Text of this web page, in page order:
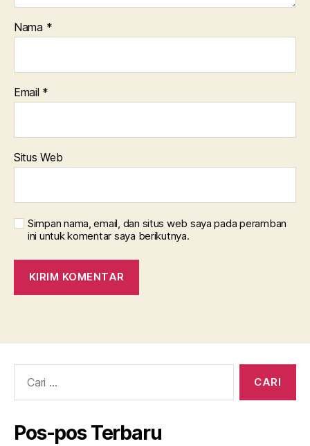
Nama *
Email *
Situs Web
Simpan nama, email, dan situs web saya pada peramban
ini untuk komentar saya berikutnya.
Pos-pos Terbaru